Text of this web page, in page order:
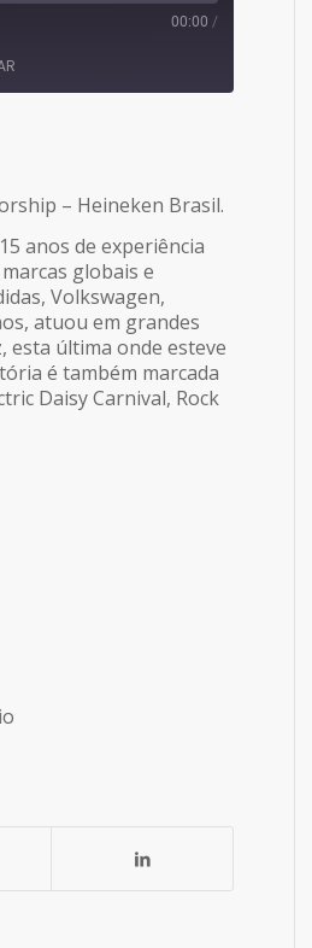
00:00 /
– Heineken Brasil.
anos de experiência
globais e
Volkswagen,
atuou em grandes
esta última onde esteve
é também marcada
Daisy Carnival, Rock